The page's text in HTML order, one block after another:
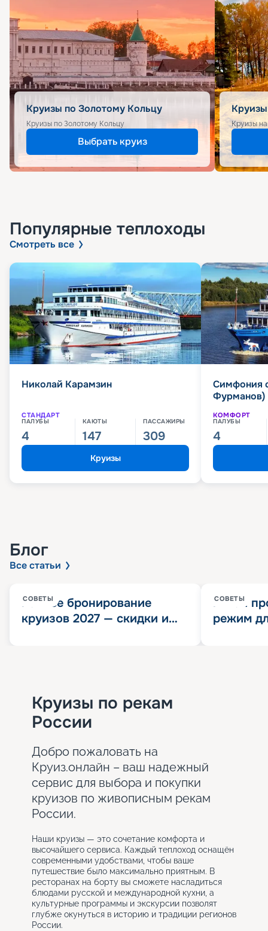
Круизы по Золотому Кольцу
Круизы по Золотому Кольцу
Выбрать круиз
Круизы
Популярные теплоходы
Смотреть все
Николай Карамзин
СТАНДАРТ
ПАЛУБЫ
4
КАЮТЫ
147
ПАССАЖИРЫ
309
Круизы
Симфония
Фурманов)
КОМФОРТ
ПАЛУБЫ
4
Блог
Все статьи
СОВЕТЫ
Раннее бронирование
круизов 2027 — скидки и
СОВЕТЫ
Китай
режим
Круизы по рекам
России
Добро пожаловать на
Круиз.онлайн – ваш надежный
сервис для выбора и покупки
круизов по живописным рекам
России.
Наши круизы — это сочетание комфорта и
высочайшего сервиса. Каждый теплоход оснащён
современными удобствами, чтобы ваше
путешествие было максимально приятным. В
ресторанах на борту вы сможете насладиться
блюдами русской и международной кухни, а
культурные программы и экскурсии позволят
глубже окунуться в историю и традиции регионов
России.